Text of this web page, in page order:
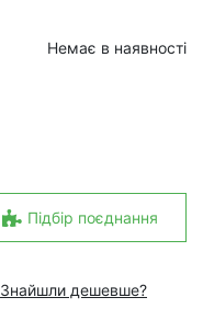
Немає в наявності
Підбір поєднання
Знайшли дешевше?